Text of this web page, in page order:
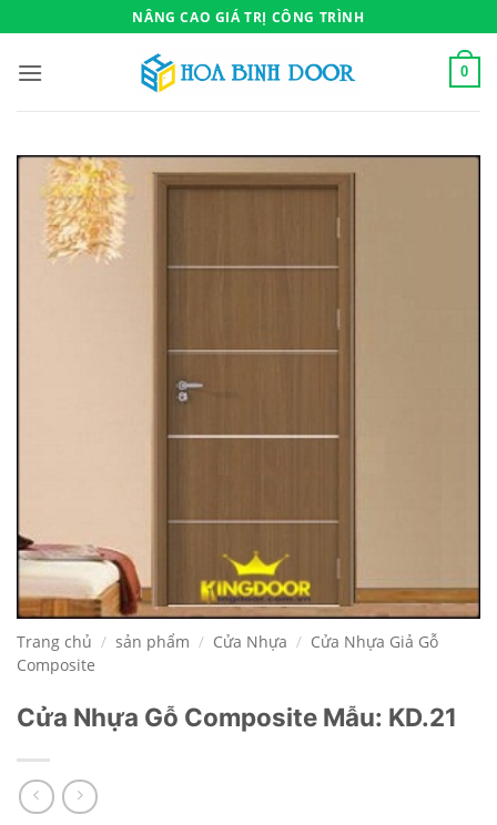
qua
nội
NÂNG CAO GIÁ TRỊ CÔNG TRÌNH
0
Trang chủ / sản phẩm / Cửa Nhựa / Cửa Nhựa Giả Gỗ
Composite
Cửa Nhựa Gỗ Composite Mẫu: KD.21